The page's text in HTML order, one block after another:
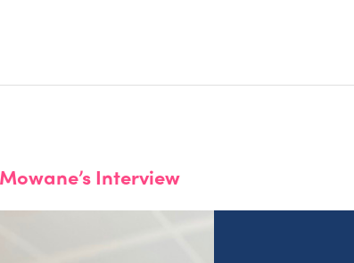
Interview